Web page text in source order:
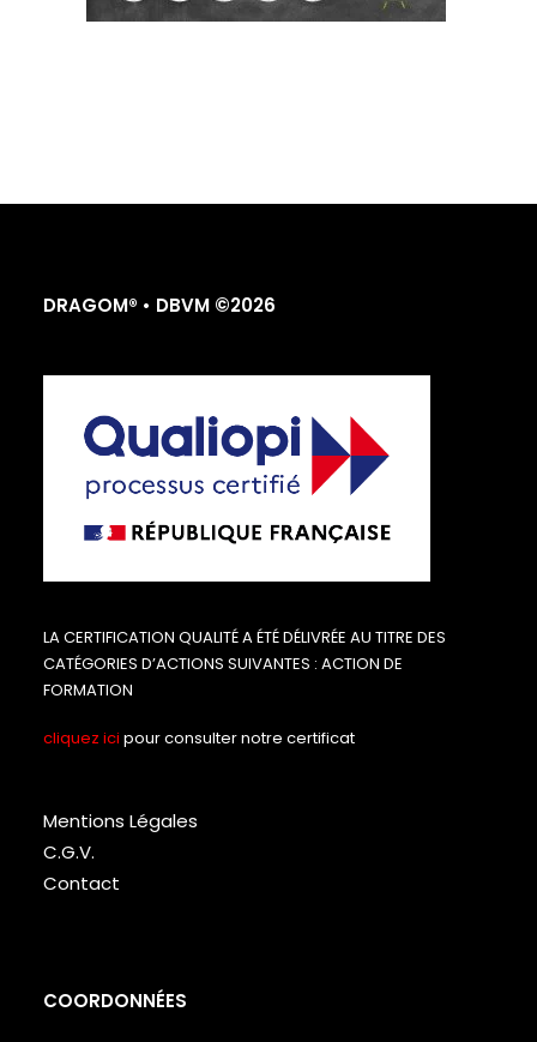
DRAGOM® • DBVM ©2026
LA CERTIFICATION QUALITÉ A ÉTÉ DÉLIVRÉE AU TITRE DES
CATÉGORIES D’ACTIONS SUIVANTES : ACTION DE
FORMATION
cliquez ici pour consulter notre certificat
Mentions Légales
C.G.V.
Contact
COORDONNÉES